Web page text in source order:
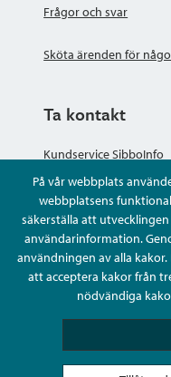
På vår webbplats
webbplatsens
säkerställa att
användarinformation.
användningen av alla
att acceptera kakor från
nödvändiga
Frågor och svar
Sköta ärenden för
Ta kontakt
Kundservice SibboInfo
Ge anonym respons
Ställ en fråga eller
Kontaktuppgifter